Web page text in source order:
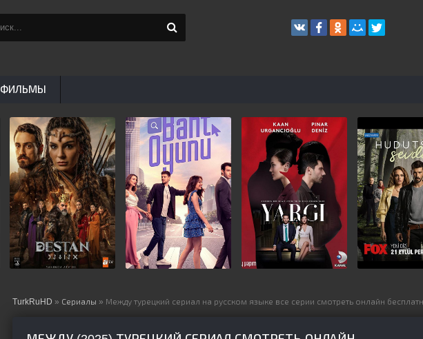
TurkRuHD » Сериалы » Между турецкий сериал на русском языке все серии смотреть онлайн
ФИЛЬМЫ